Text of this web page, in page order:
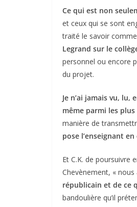
Ce qui est non
et ceux qui se sont
traité le savoir
Legrand sur le
personnel ou encore
du projet.
Je n’ai jamais vu,
même parmi les
manière de
pose l’enseignant
Et C.K. de poursuivre
Chevènement, « nous
républicain et de ce
bandoulière qu’il